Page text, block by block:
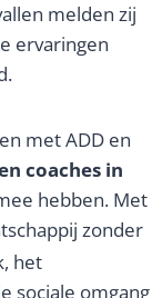
melden zij
ervaringen
met ADD en
coaches in
hebben. Met
zonder
het
sociale omgang